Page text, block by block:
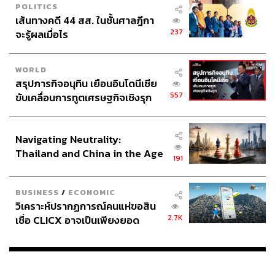
POLITICS
เส้นทางคดี 44 สส. ในชั้นศาลฎีกา
จะรู้ผลเมื่อไร
237
WORLD
สรุปภารกิจอนุทิน เยือนอินโดนีเซีย
ขับเคลื่อนการทูตเศรษฐกิจเชิงรุก
557
Navigating Neutrality:
Thailand and China in the Age
191
BUSINESS / ECONOMIC
วิเคราะห์ปรากฏการณ์คนแห่ขอสิน
เชื่อ CLICX อาจเป็นเพียงยอด
เรือนไทยที่ถูกซุกไว้
2.7K